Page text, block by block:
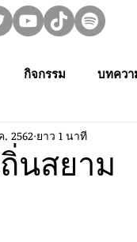
กิจกรรม บทควา
MUPA On
นสยาม
. 2562 ยาว 1 นาที